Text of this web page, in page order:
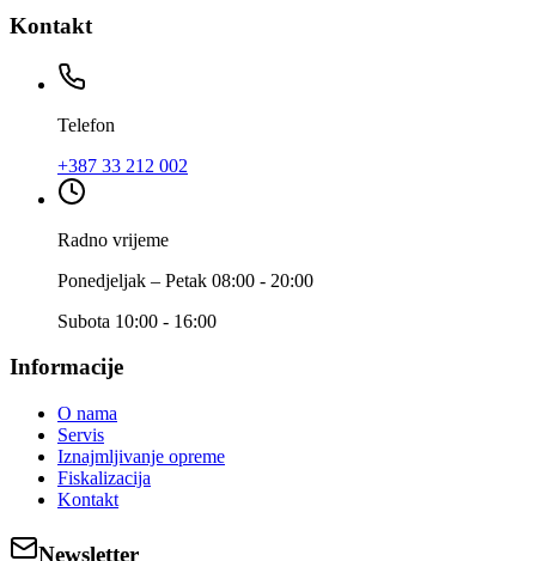
Kontakt
Telefon
+387 33 212 002
Radno vrijeme
Ponedjeljak – Petak 08:00 - 20:00
Subota 10:00 - 16:00
Informacije
O nama
Servis
Iznajmljivanje opreme
Fiskalizacija
Kontakt
Newsletter